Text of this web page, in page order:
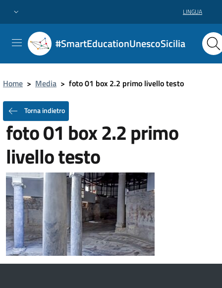
LINGUA
#SmartEducationUnescoSicilia
Home > Media > foto 01 box 2.2 primo livello testo
Torna indietro
foto 01 box 2.2 primo
livello testo